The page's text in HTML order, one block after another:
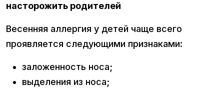
насторожить родителей
Весенняя аллергия у детей чаще всего
проявляется следующими признаками:
заложенность носа;
выделения из носа;